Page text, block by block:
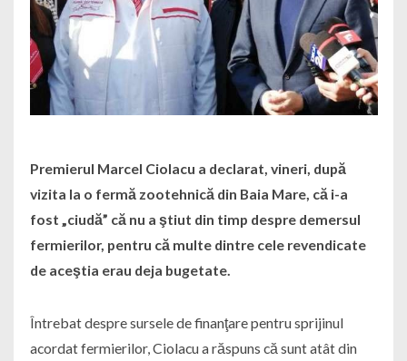
Premierul Marcel Ciolacu a declarat, vineri, după
vizita la o fermă zootehnică din Baia Mare, că i-a
fost „ciudă” că nu a ştiut din timp despre demersul
fermierilor, pentru că multe dintre cele revendicate
de aceştia erau deja bugetate.
Întrebat despre sursele de finanţare pentru sprijinul
acordat fermierilor, Ciolacu a răspuns că sunt atât din